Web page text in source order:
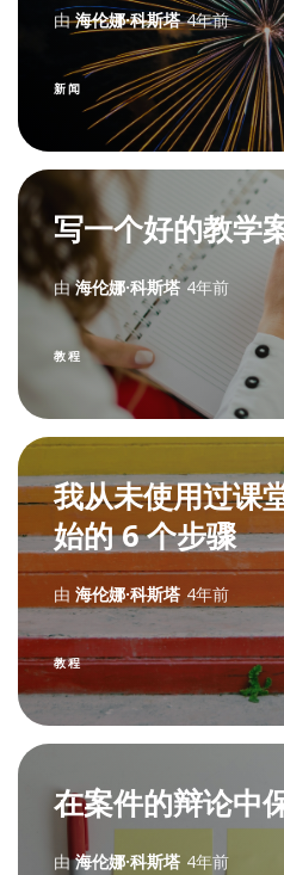
由海伦娜·科斯塔 4年前
新闻
写一个好的教学
由海伦娜·科斯塔 4年前
教程
我从未使用过课
始的 6 个步骤
由 海伦娜·科斯塔 4年前
教程
在案件的辩论中
由海伦娜·科斯塔 4年前